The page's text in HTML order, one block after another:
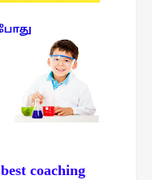
coaching